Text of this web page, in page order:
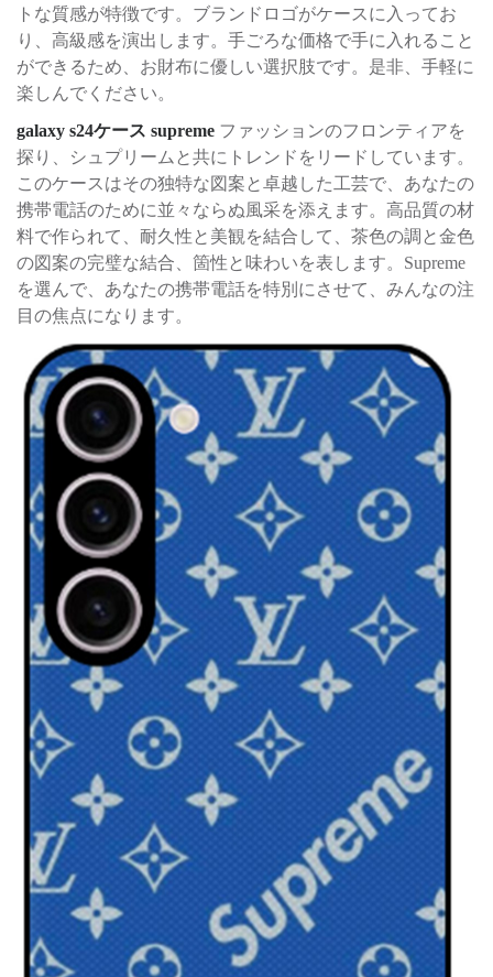
トな質感が特徴です。ブランドロゴがケースに入ってお
り、高級感を演出します。手ごろな価格で手に入れること
ができるため、お財布に優しい選択肢です。是非、手軽に
楽しんでください。
galaxy s24ケース supreme ファッションのフロンティアを
探り、シュプリームと共にトレンドをリードしています。
このケースはその独特な図案と卓越した工芸で、あなたの
携帯電話のために並々ならぬ風采を添えます。高品質の材
料で作られて、耐久性と美観を結合して、茶色の調と金色
の図案の完璧な結合、箇性と味わいを表します。Supreme
を選んで、あなたの携帯電話を特別にさせて、みんなの注
目の焦点になります。